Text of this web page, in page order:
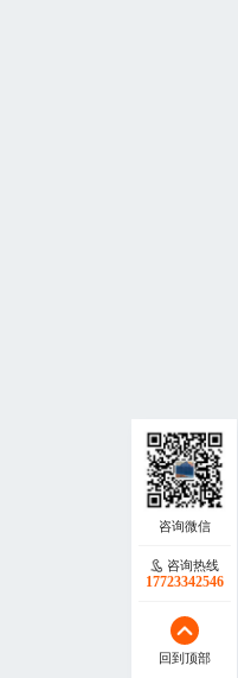
咨询热线
17723342546
回到顶部